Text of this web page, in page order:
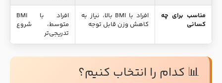
مناسب برای چه
کسانی
افراد با BMI بالا، نیاز به
کاهش وزن قابل توجه
افراد با BMI
متوسط، شروع
تدریجی‌تر
📊 کدام را انتخاب کنیم؟